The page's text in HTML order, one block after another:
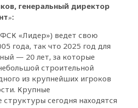
генеральный директор
»:
«Лидер») ведет свою
года, так что 2025 год для
— 20 лет, за которые
строительной
из крупнейших игроков
Крупные
сегодня находятся